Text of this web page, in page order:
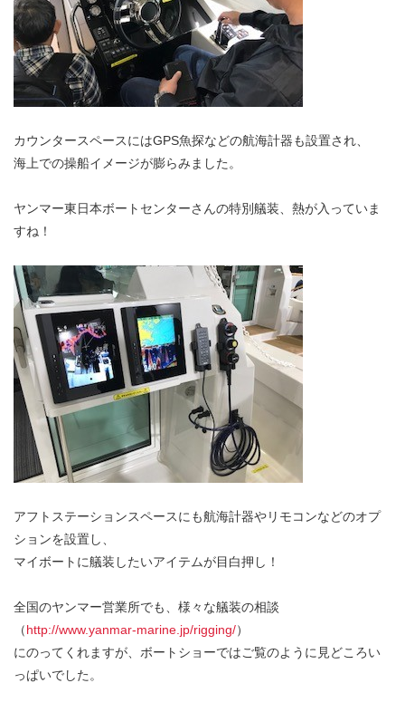
カウンタースペースにはGPS魚探などの航海計器も設置され、
海上での操船イメージが膨らみました。
ヤンマー東日本ボートセンターさんの特別艤装、熱が入っていま
すね！
アフトステーションスペースにも航海計器やリモコンなどのオプ
ションを設置し、
マイボートに艤装したいアイテムが目白押し！
全国のヤンマー営業所でも、様々な艤装の相談
（http://www.yanmar-marine.jp/rigging/）
にのってくれますが、ボートショーではご覧のように見どころい
っぱいでした。